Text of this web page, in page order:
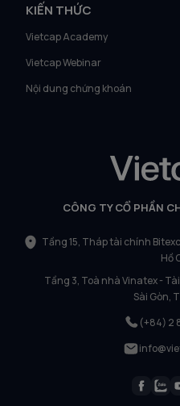
KIẾN THỨC
Vietcap Academy
Vietcap Webinar
Nội dung chứng khoán
CÔNG TY CỔ PHẦN
Tầng 15, Tháp tài chính
Hồ
Tầng 3, Toà nhà Vinatex -
Sài Gòn,
(+84) 2